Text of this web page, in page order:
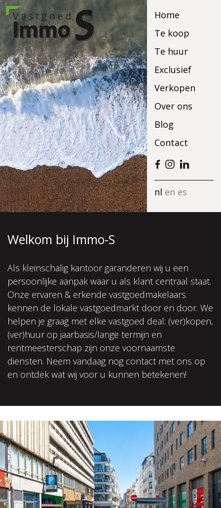
Home
Te koop
Te huur
Exclusief
Verkopen
Over ons
Blog
Contact
nl en es
Welkom bij Immo-S
Als kleinschalig kantoor garanderen wij u een
persoonlijke aanpak waar u als klant centraal staat.
Onze ervaren & erkende vastgoedmakelaars
kennen de lokale vastgoedmarkt door en door. We
helpen je graag met elke vastgoed deal: (ver)kopen,
(ver)huur op jaarbasis/lange termijn en
rentmeesterschap zijn onze voornaamste
diensten. Neem vandaag nog contact met ons op
en ontdek wat wij voor u kunnen betekenen!